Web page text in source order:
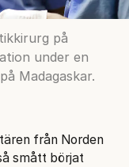
på
under en
Madagaskar.
från Norden
smått börjat